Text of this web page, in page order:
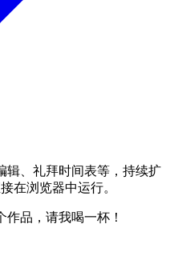
、礼拜时间表等，持续扩
在浏览器中运行。
品，请我喝一杯！